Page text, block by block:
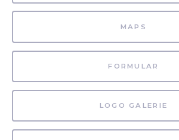
MAPS
FORMULAR
LOGO GALERIE